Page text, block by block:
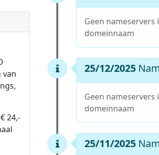
van
24,-
Geen
domeinnaam
25/12/2025
Geen
domeinnaam
25/11/2025